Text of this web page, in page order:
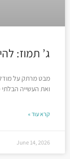
ג’ תמוז:
מבט מרתק על
ואת העשייה
קרא עוד »
June 14, 2026